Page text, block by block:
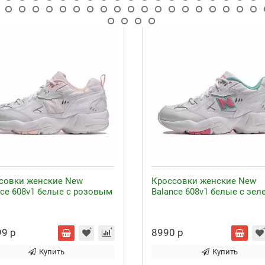
женские New
608v1 белые с розовым
р
Купить
Кроссовки женские New
Balance 608v1 белые с
8990 р
Купить